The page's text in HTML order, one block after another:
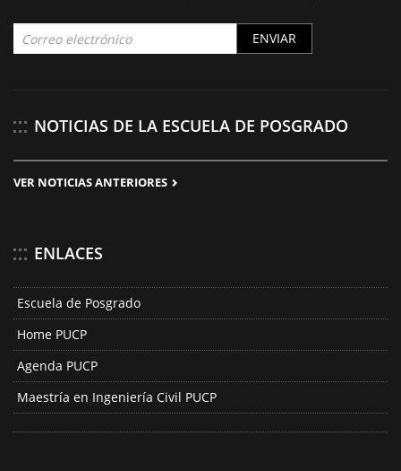
ENVIAR
NOTICIAS DE LA ESCUELA DE POSGRADO
VER NOTICIAS ANTERIORES
ENLACES
Escuela de Posgrado
Home PUCP
Agenda PUCP
Maestría en Ingeniería Civil PUCP